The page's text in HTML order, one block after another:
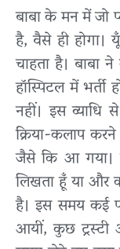
बाबा के मन में जो
है, वैसे ही होगा।
चाहता है।
हॉस्पिटल में
नहीं। इस व्याधि
क्रिया-कलाप
जैसे कि आ गया।
लिखता हूँ या और
है। इस समय कई
आयीं, कुछ